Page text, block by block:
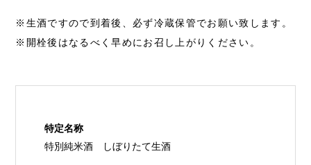
※生酒ですので到着後、必ず冷蔵保管でお願い致します。
※開栓後はなるべく早めにお召し上がりください。
特定名称
特別純米酒 しぼりたて生酒